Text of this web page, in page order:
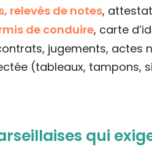
relevés de notes,
de conduire, carte
jugements, actes
(tableaux, tampons,
qui